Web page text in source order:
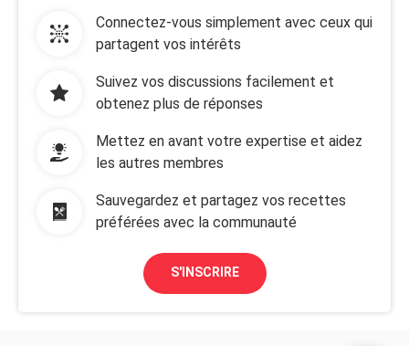
Connectez-vous simplement avec ceux qui
partagent vos intérêts
Suivez vos discussions facilement et
obtenez plus de réponses
Mettez en avant votre expertise et aidez
les autres membres
Sauvegardez et partagez vos recettes
préférées avec la communauté
S'INSCRIRE